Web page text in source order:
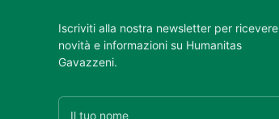
Iscriviti alla nostra newsletter per ricevere
novità e informazioni su Humanitas
Gavazzeni.